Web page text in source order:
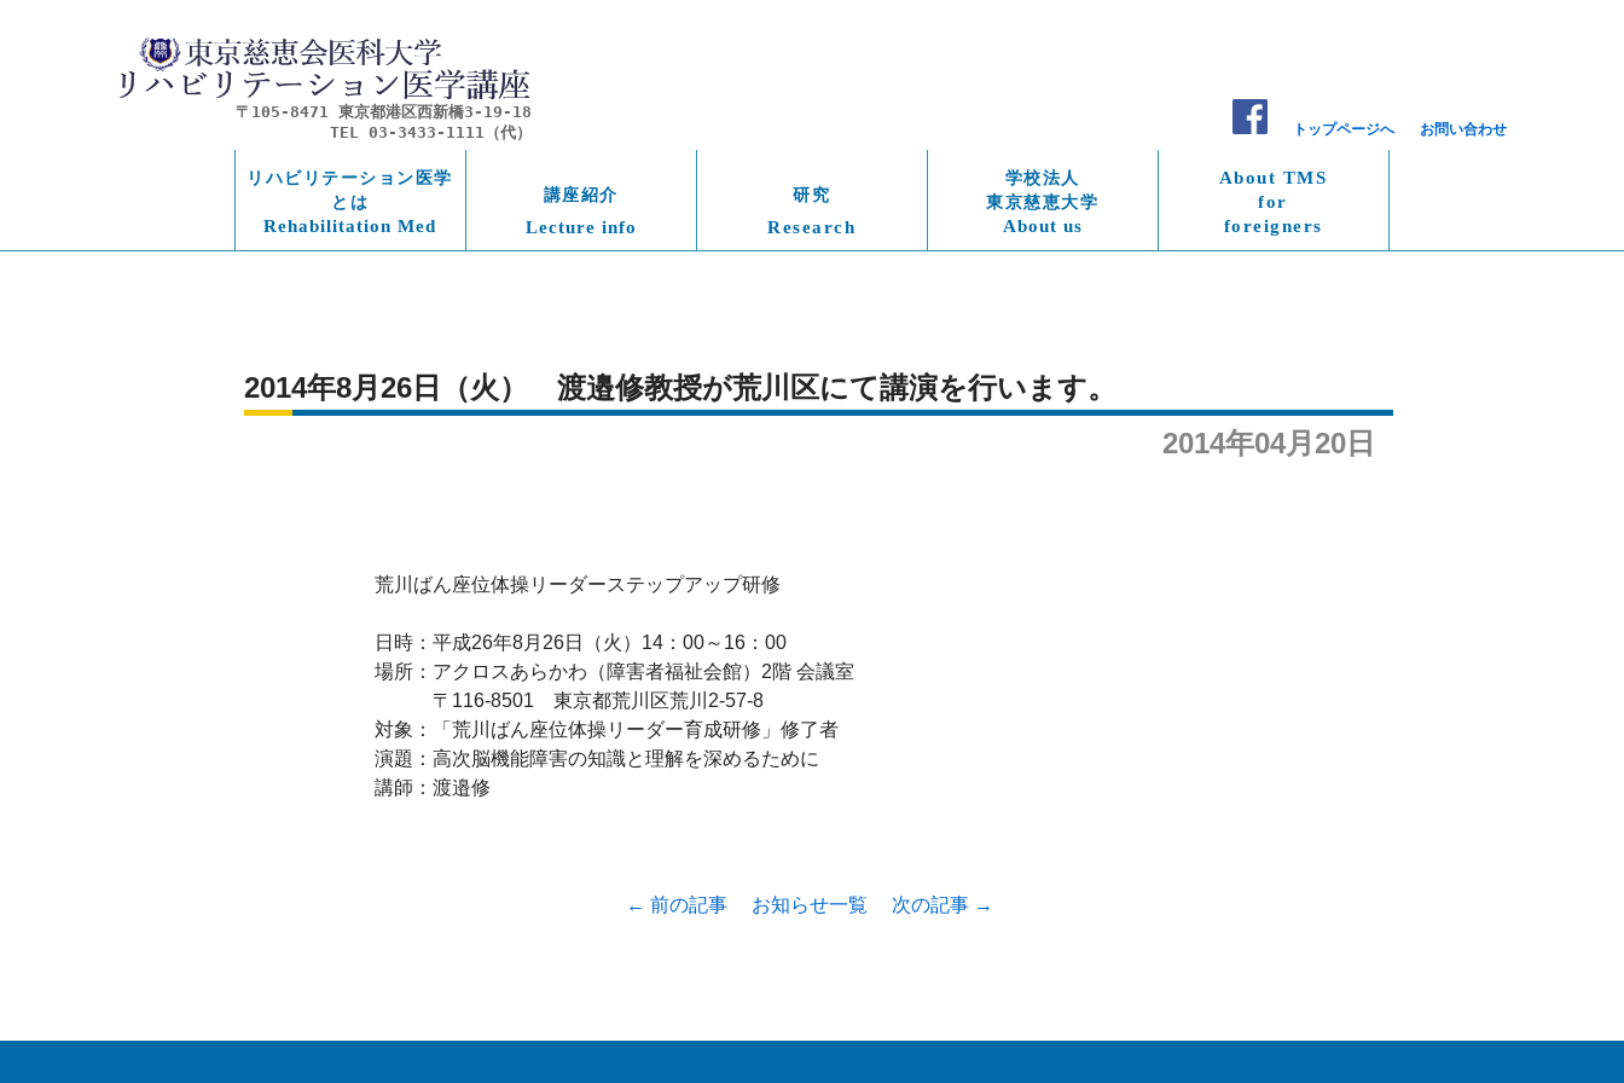
〒105-8471 東京都港区西新橋3-19-18
TEL 03-3433-1111（代）
トップページへ お問い合わせ
リハビリテーション医学
とは
Rehabilitation Med
講座紹介
Lecture info
研究
Research
学校法人
東京慈恵大学
About us
About TMS
for
foreigners
2014年8月26日（火）　渡邉修教授が荒川区にて講演を行います。
2014年04月20日
荒川ばん座位体操リーダーステップアップ研修
日時：平成26年8月26日（火）14：00～16：00
場所：アクロスあらかわ（障害者福祉会館）2階 会議室
〒116-8501　東京都荒川区荒川2-57-8
対象：「荒川ばん座位体操リーダー育成研修」修了者
演題：高次脳機能障害の知識と理解を深めるために
講師：渡邉修
← 前の記事 お知らせ一覧 次の記事 →